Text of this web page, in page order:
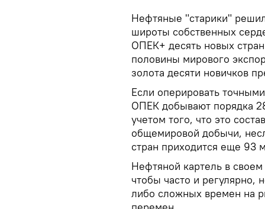
Нефтяные "старики"
широты собственных
ОПЕК+ десять новых
половины мирового
золота десяти новичков
Если оперировать
ОПЕК добывают порядка
учетом того, что это
общемировой добычи,
стран приходится еще 93
Нефтяной картель в
чтобы часто и регулярно,
либо сложных времен на